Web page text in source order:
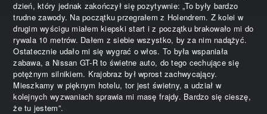
dzień, który jednak zakończył się pozytywnie: „To były bardzo
trudne zawody. Na początku przegrałem z Holendrem. Z kolei w
drugim wyścigu miałem kiepski start i z początku brakowało mi do
rywala 10 metrów. Dałem z siebie wszystko, by za nim nadążyć.
Ostatecznie udało mi się wygrać o włos. To była wspaniała
zabawa, a Nissan GT-R to świetne auto, do tego cechujące się
potężnym silnikiem. Krajobraz był wprost zachwycający.
Mieszkamy w pięknym hotelu, tor jest świetny, a udział w
kolejnych wyzwaniach sprawia mi masę frajdy. Bardzo się cieszę,
że tu jestem”.